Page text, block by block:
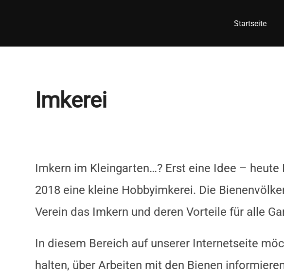
Startseite
Imkerei
Imkern im Kleingarten…? Erst eine Idee –
2018 eine kleine Hobbyimkerei. Die
Verein das Imkern und deren Vorteile für alle
In diesem Bereich auf unserer Internetseite
halten, über Arbeiten mit den Bienen